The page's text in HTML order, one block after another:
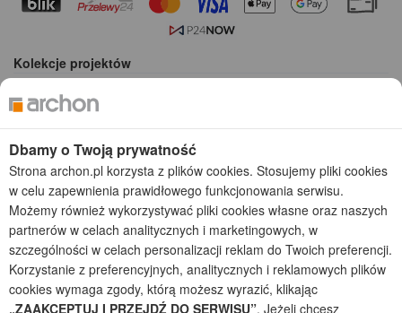
Kolekcje projektów
Gotowe projekty domów
Projekty domów tanich w budowie
Projekty małych domów (do 150 m2)
Projekty domów wielorodzinnych
Projekty domów bliźniaczych
Projekty domów nowoczesnych
Projekty domów parterowych
2026 © ARCHON+ Biuro Projektów - Tradycyjne i nowoczesne gotowe
projekty domów - autorska pracownia architektoniczna założona w 1990r.
przez arch. Barbarę Mendel
Dbamy o Twoją prywatność
Strona archon.pl korzysta z plików cookies. Stosujemy pliki cookies
w celu zapewnienia prawidłowego funkcjonowania serwisu.
Możemy również wykorzystywać pliki cookies własne oraz naszych
partnerów w celach analitycznych i marketingowych, w
szczególności w celach personalizacji reklam do Twoich preferencji.
Korzystanie z preferencyjnych, analitycznych i reklamowych plików
cookies wymaga zgody, którą możesz wyrazić, klikając
„ZAAKCEPTUJ I PRZEJDŹ DO SERWISU”. Jeżeli chcesz